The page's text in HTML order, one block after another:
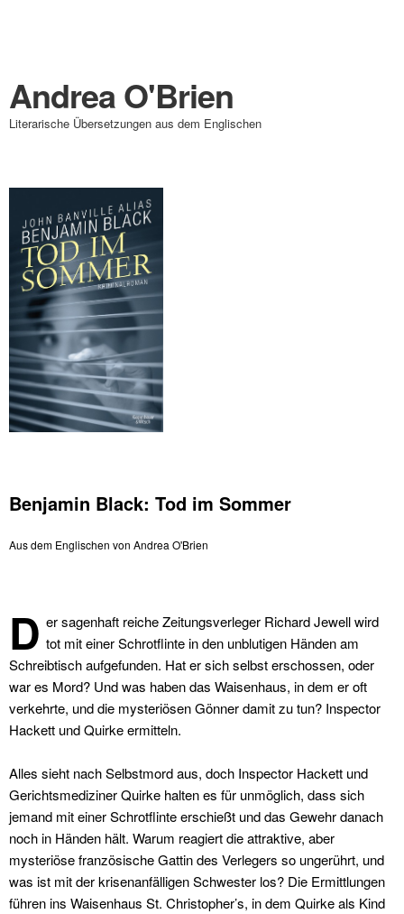
Andrea O'Brien
Literarische Übersetzungen aus dem Englischen
Benjamin Black: Tod im Sommer
Aus dem Englischen von Andrea O'Brien
D er sagenhaft reiche Zeitungsverleger Richard Jewell wird
tot mit einer Schrotflinte in den unblutigen Händen am
Schreibtisch aufgefunden. Hat er sich selbst erschossen, oder
war es Mord? Und was haben das Waisenhaus, in dem er oft
verkehrte, und die mysteriösen Gönner damit zu tun? Inspector
Hackett und Quirke ermitteln.
Alles sieht nach Selbstmord aus, doch Inspector Hackett und
Gerichtsmediziner Quirke halten es für unmöglich, dass sich
jemand mit einer Schrotflinte erschießt und das Gewehr danach
noch in Händen hält. Warum reagiert die attraktive, aber
mysteriöse französische Gattin des Verlegers so ungerührt, und
was ist mit der krisenanfälligen Schwester los? Die Ermittlungen
führen ins Waisenhaus St. Christopher’s, in dem Quirke als Kind